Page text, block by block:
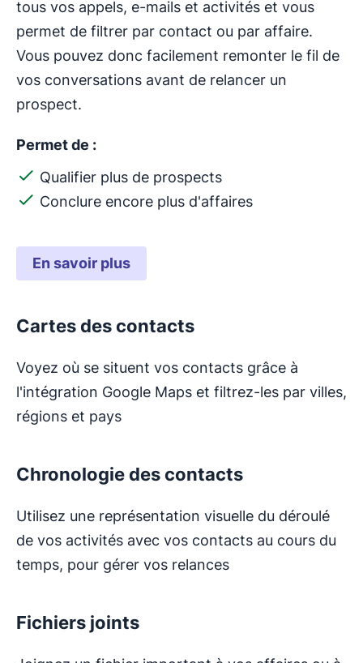
tous vos appels, e-mails et activités et vous
permet de filtrer par contact ou par affaire.
Vous pouvez donc facilement remonter le fil de
vos conversations avant de relancer un
prospect.
Permet de :
Qualifier plus de prospects
Conclure encore plus d'affaires
En savoir plus
Cartes des contacts
Voyez où se situent vos contacts grâce à
l'intégration Google Maps et filtrez-les par villes,
régions et pays
Chronologie des contacts
Utilisez une représentation visuelle du déroulé
de vos activités avec vos contacts au cours du
temps, pour gérer vos relances
Fichiers joints